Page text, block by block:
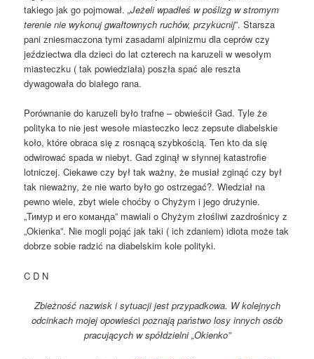
takiego jak go pojmował.„Jeżeli wpadłeś w poślizg w stromym
terenie nie wykonuj gwałtownych ruchów, przykucnij”. Starsza
pani zniesmaczona tymi zasadami alpinizmu dla ceprów czy
jeździectwa dla dzieci do lat czterech na karuzeli w wesołym
miasteczku ( tak powiedziała) poszła spać ale reszta
dywagowała do białego rana.
Porównanie do karuzeli było trafne – obwieścił Gad. Tyle że
polityka to nie jest wesołe miasteczko lecz zepsute diabelskie
koło, które obraca się z rosnącą szybkością. Ten kto da się
odwirować spada w niebyt. Gad zginął w słynnej katastrofie
lotniczej. Ciekawe czy był tak ważny, że musiał zginąć czy był
tak nieważny, że nie warto było go ostrzegać?. Wiedział na
pewno wiele, zbyt wiele choćby o Chyżym i jego drużynie.
„Тимур и его команда” mawiali o Chyżym złośliwi zazdrośnicy z
„Okienka”. Nie mogli pojąć jak taki ( ich zdaniem) idiota może tak
dobrze sobie radzić na diabelskim kole polityki.
C D N
Zbieżność nazwisk i sytuacji jest przypadkowa. W kolejnych
odcinkach mojej opowieści poznają państwo losy innych osób
pracujących w spółdzielni „Okienko”